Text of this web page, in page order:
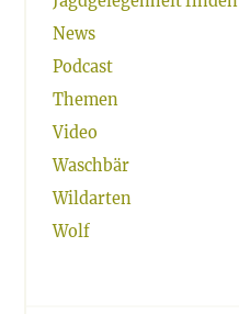
News
Podcast
Themen
Video
Waschbär
Wildarten
Wolf